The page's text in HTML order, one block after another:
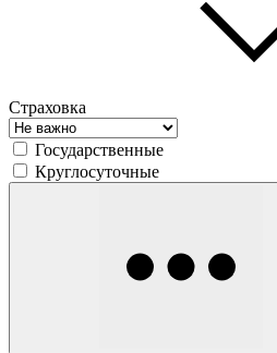
Страховка
Государственные
Круглосуточные